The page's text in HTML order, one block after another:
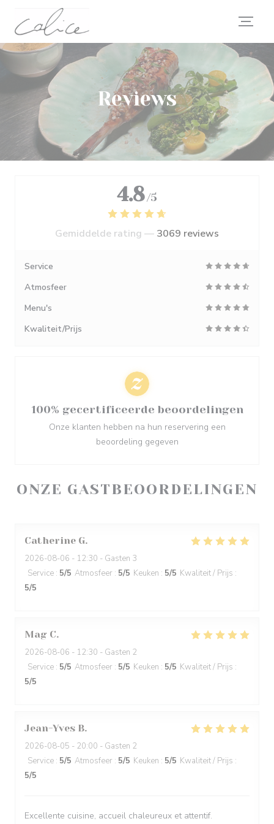
Cookies beheer paneel
Reviews
ONZE GASTBEOORDELINGEN
Catherine G
2026-08-06 - 12:30 - Gasten 3
Service : 5/5 Atmosfeer : 5/5 Keuken : 5/5 Kwaliteit / Prijs :
5/5
Mag C
2026-08-06 - 12:30 - Gasten 2
Service : 5/5 Atmosfeer : 5/5 Keuken : 5/5 Kwaliteit / Prijs :
5/5
Jean-Yves B
2026-08-05 - 20:00 - Gasten 2
Service : 5/5 Atmosfeer : 5/5 Keuken : 5/5 Kwaliteit / Prijs :
5/5
Excellente cuisine, accueil chaleureux et attentif.
4.8 /5
Gemiddelde rating — 3069 reviews
Service
Atmosfeer
Menu's
Kwaliteit/Prijs
100% gecertificeerde beoordelingen
Onze klanten hebben na hun reservering een
beoordeling gegeven